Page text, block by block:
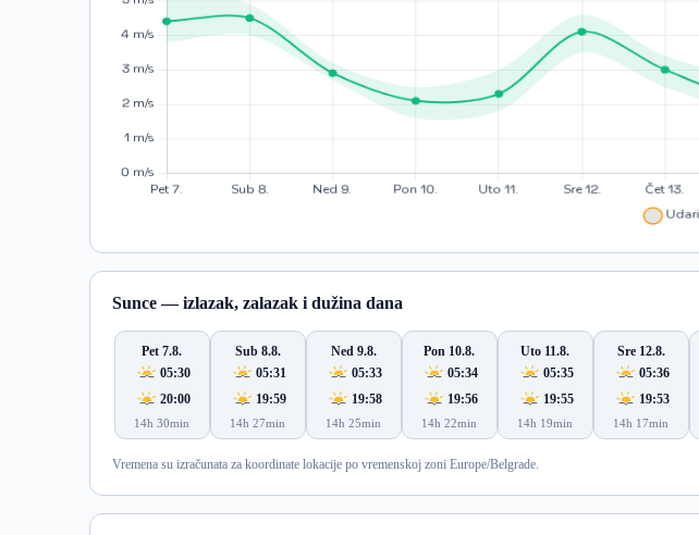
Sunce — izlazak, zalazak i dužina dana
Pet 7.8.
05:30
20:00
14h 30min
Sub 8.8.
05:31
19:59
14h 27min
Ned 9.8.
05:33
19:58
14h 25min
Pon 10.8.
05:34
19:56
14h 22min
Uto 11.8.
05:35
19:55
14h 19min
Sre 12.8.
05:36
19:53
14h 17min
Vremena su izračunata za koordinate lokacije po vremenskoj zoni Europe/Belgrade.